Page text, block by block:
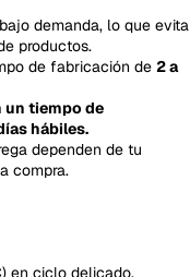
demanda, lo que evita
productos.
de fabricación de 2 a
un tiempo de
hábiles.
dependen de tu
compra.
en ciclo delicado.